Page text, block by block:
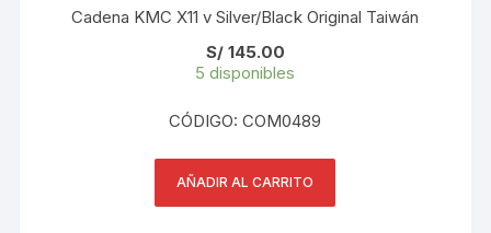
Cadena KMC X11 v Silver/Black Original Taiwán
S/145.00
5 disponibles
CÓDIGO: COM0489
AÑADIR AL CARRITO